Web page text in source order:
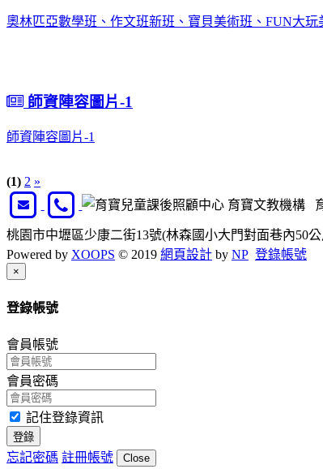
奧林匹亞數學班、作文班新班、寶貝美術班、FUN大玩
師資陣容圖片-1
師資陣容圖片-1
(1) 2 »
育寶文教機構
桃園市中壢區少康二街13號(林森國小大門對面巷內50
Powered by XOOPS © 2019 網頁設計 by NP 登錄帳號
×
登錄帳號
會員帳號
會員密碼
記住登錄資訊
登錄
忘記密碼 註冊帳號 Close